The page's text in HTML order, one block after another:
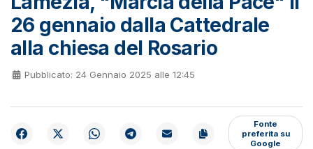
26 gennaio dalla Cattedrale
alla chiesa del Rosario
Pubblicato: 24 Gennaio 2025 alle 12:45
Fonte
preferita su
Google